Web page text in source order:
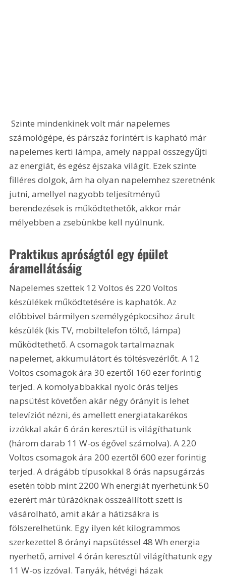
Szinte mindenkinek volt már napelemes
számológépe, és párszáz forintért is kapható már
napelemes kerti lámpa, amely nappal összegyűjti
az energiát, és egész éjszaka világít. Ezek szinte
filléres dolgok, ám ha olyan napelemhez szeretnénk
jutni, amellyel nagyobb teljesítményű
berendezések is működtethetők, akkor már
mélyebben a zsebünkbe kell nyúlnunk.
Praktikus apróságtól egy épület
áramellátásáig
Napelemes szettek 12 Voltos és 220 Voltos
készülékek működtetésére is kaphatók. Az
előbbivel bármilyen személygépkocsihoz árult
készülék (kis TV, mobiltelefon töltő, lámpa)
működtethető. A csomagok tartalmaznak
napelemet, akkumulátort és töltésvezérlőt. A 12
Voltos csomagok ára 30 ezertől 160 ezer forintig
terjed. A komolyabbakkal nyolc órás teljes
napsütést követően akár négy órányit is lehet
televíziót nézni, és amellett energiatakarékos
izzókkal akár 6 órán keresztül is világíthatunk
(három darab 11 W-os égővel számolva). A 220
Voltos csomagok ára 200 ezertől 600 ezer forintig
terjed. A drágább típusokkal 8 órás napsugárzás
esetén több mint 2200 Wh energiát nyerhetünk 50
ezerért már túrázóknak összeállított szett is
vásárolható, amit akár a hátizsákra is
fölszerelhetünk. Egy ilyen két kilogrammos
szerkezettel 8 órányi napsütéssel 48 Wh energia
nyerhető, amivel 4 órán keresztül világíthatunk egy
11 W-os izzóval. Tanyák, hétvégi házak